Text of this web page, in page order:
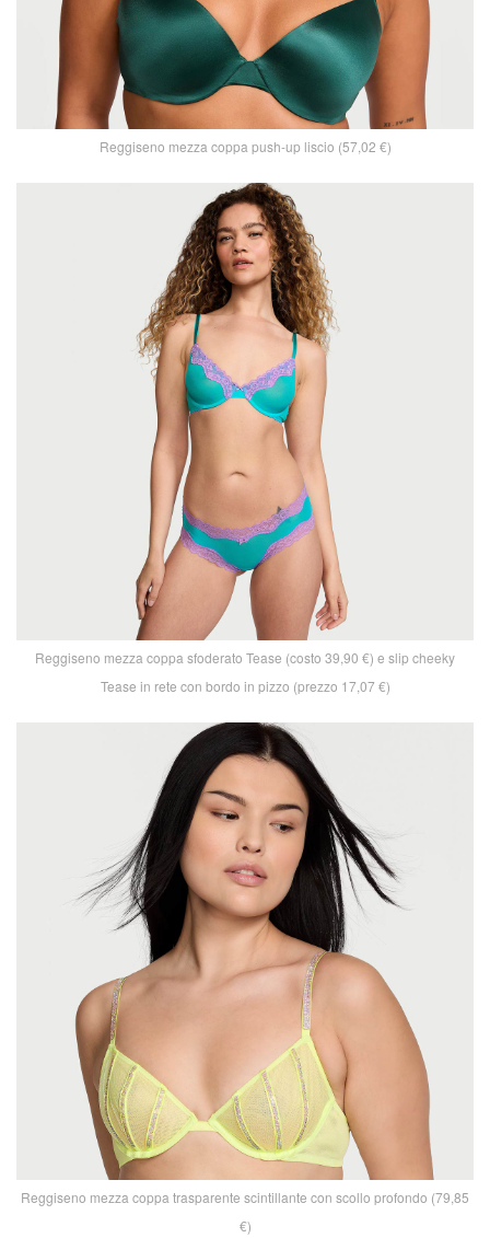
Reggiseno mezza coppa push-up liscio (57,02 €)
Reggiseno mezza coppa sfoderato Tease (costo 39,90 €) e slip cheeky
Tease in rete con bordo in pizzo (prezzo 17,07 €)
Reggiseno mezza coppa trasparente scintillante con scollo profondo (79,85
€)